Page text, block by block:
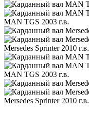
MAN TGS 2003 г.в.
Mersedes Sprinter 2010 г.в.
MAN TGS 2003 г.в.
Mersedes Sprinter 2010 г.в.